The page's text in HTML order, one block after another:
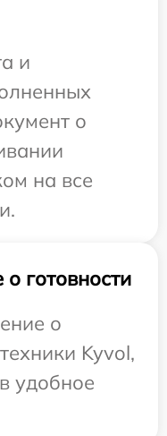
и
о
на все
готовности
о
Kyvol,
удобное